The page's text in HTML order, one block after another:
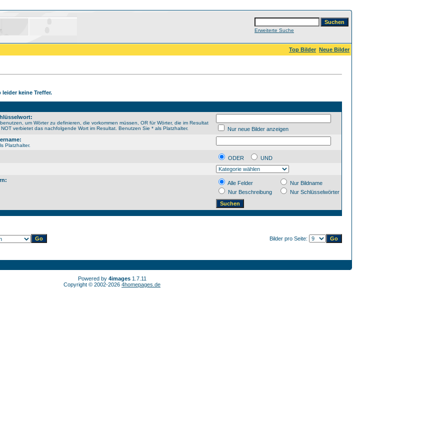
Erweiterte Suche
Top Bilder Neue Bilder
leider keine Treffer.
um Wörter zu definieren, die vorkommen müssen, OR für Wörter, die im Resultat
verbietet das nachfolgende Wort im Resultat. Benutzen Sie * als Platzhalter.
Nur neue Bilder anzeigen
Platzhalter.
ODER UND
Alle Felder
Nur Bildname
Nur Beschreibung
Nur Schlüsselwörter
Bilder pro Seite:
Powered by 4images1.7.11
Copyright © 2002-2026 4homepages.de